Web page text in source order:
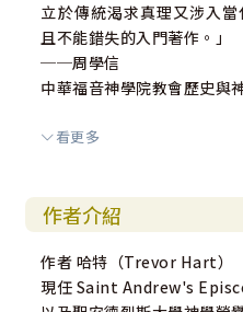
立於傳統渴求真理又涉入
且不能錯失的入門著作。」
──周學信
中華福音神學院教會歷史與
「本書達到兩個目的，一是
根於上帝在聖經、教會及世
性主義及後現代的相對主義
──謝木水
新加坡神學院教務主任
看更多
作者介紹
作者 哈特（Trevor Hart）
現任 Saint Andrew's